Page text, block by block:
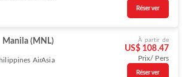
Réserver
Manila (MNL)
AirAsia
À partir de
US$ 108.47
Prix/ Pers
Réserver